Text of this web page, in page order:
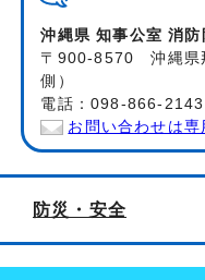
沖縄県 知事公室 消防
〒900-8570 沖縄県
側）
電話：098-866-
お問い合わせは専
防災・安全